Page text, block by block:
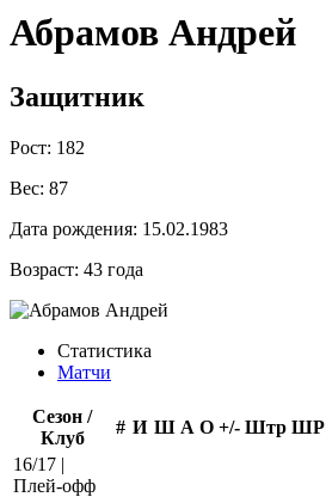
Абрамов Андрей
Защитник
Рост: 182
Вес: 87
Дата рождения: 15.02.1983
Возраст: 43 года
Статистика
Матчи
Сезон /
Клуб
# И Ш А О +/- Штр ШР
16/17 |
Плей-офф